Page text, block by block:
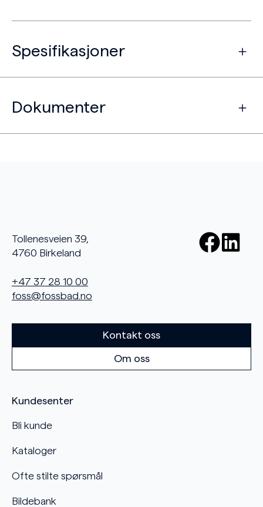
Spesifikasjoner
Dokumenter
Tollenesveien 39,
4760 Birkeland
+47 37 28 10 00
foss@fossbad.no
Kundesenter
Bli kunde
Kataloger
Ofte stilte spørsmål
Bildebank
Kontakt oss
Om oss